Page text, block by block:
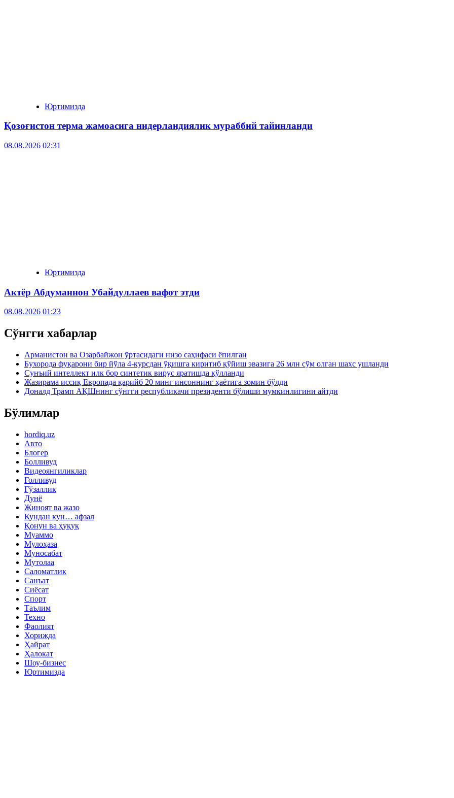
Юртимизда
Қозоғистон терма жамоасига нидерландиялик мураббий тайинланди
08.08.2026 02:31
Юртимизда
Актёр Абду­маннон Убайдуллаев вафот этди
08.08.2026 01:23
Сўнгги хабарлар
Арманистон ва Озарбайжон ўртасидаги низо саҳифаси ёпилган
Бухорода фуқарони бир йўла 4-курсдан ўқишга киритиб қўйиш эвазига 26 млн сўм олган шахс ушланди
Сунъий интеллект илк бор синтетик вирус яратишда қўлланди
Жазирама иссиқ Европада қарийб 20 минг инсоннинг ҳаётига зомин бўлди
Доналд Трамп АҚШнинг сўнгги республикачи президенти бўлиши мумкинлигини айтди
Бўлимлар
hordiq.uz
Авто
Блогер
Болливуд
Видеоянгиликлар
Голливуд
Гўзаллик
Дунё
Жиноят ва жазо
Кундан кун… афзал
Қонун ва ҳуқуқ
Муаммо
Мулоҳаза
Муносабат
Мутолаа
Саломатлик
Санъат
Сиёсат
Спорт
Таълим
Техно
Фаолият
Хорижда
Ҳайрат
Ҳалокат
Шоу-бизнес
Юртимизда